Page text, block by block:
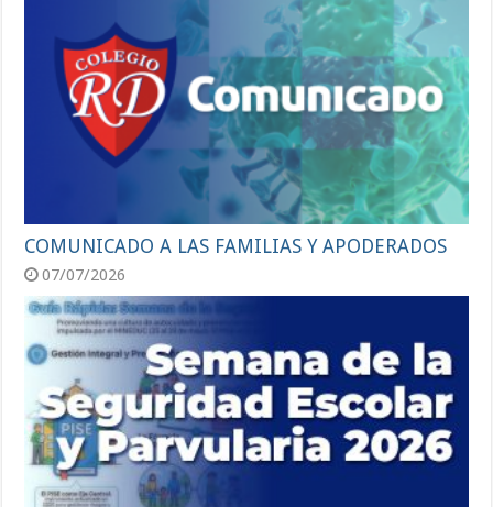
COMUNICADO A LAS FAMILIAS Y APODERADOS
07/07/2026